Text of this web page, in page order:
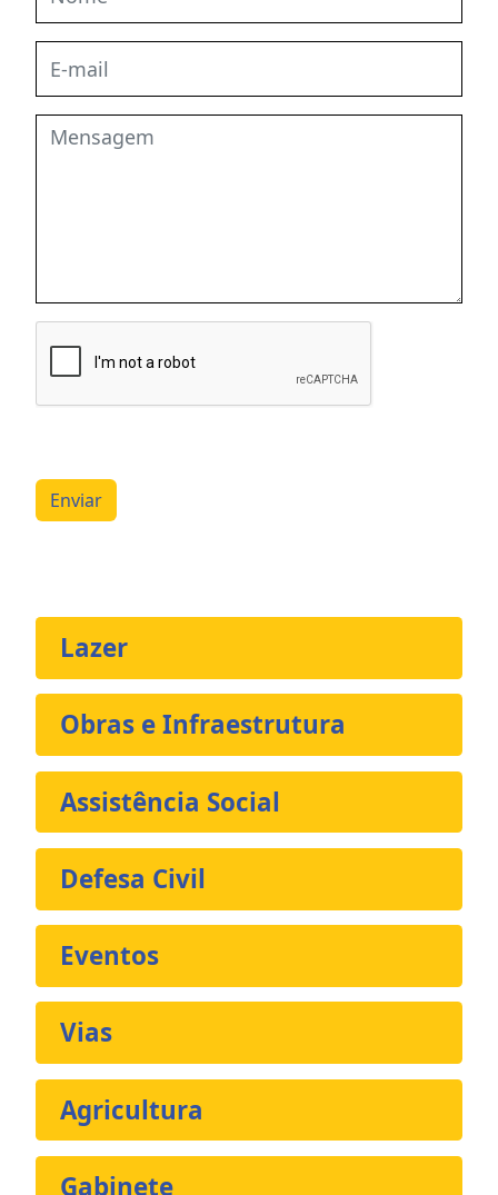
Enviar
Lazer
Obras e Infraestrutura
Assistência Social
Defesa Civil
Eventos
Vias
Agricultura
Gabinete